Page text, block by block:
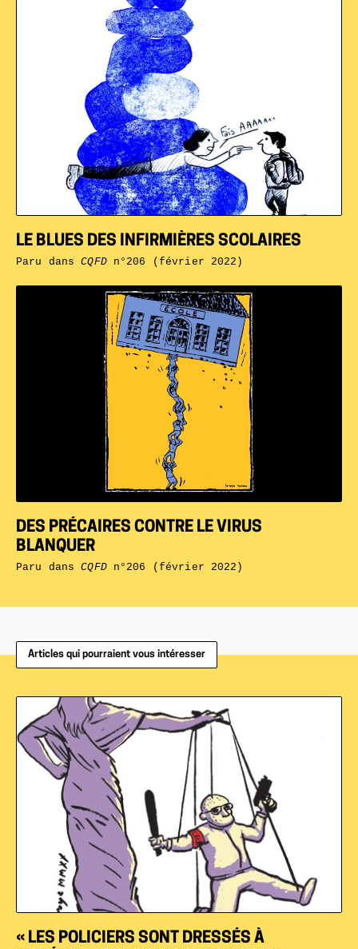
DES PRÉCAIRES CONTRE LE VIRUS
BLANQUER
Paru dansCQFDn°206 (février 2022)
LE BLUES DES INFIRMIÈRES SCOLAIRES
Paru dansCQFDn°206 (février 2022)
Articles qui pourraient vous intéresser
« LES POLICIERS SONT DRESSÉS À